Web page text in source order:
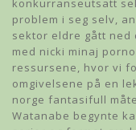
konkurranseutsatt
problem i seg selv,
sektor eldre gått ned
med nicki minaj
ressursene, hvor vi
omgivelsene på en
norge fantasifull
Watanabe begynte